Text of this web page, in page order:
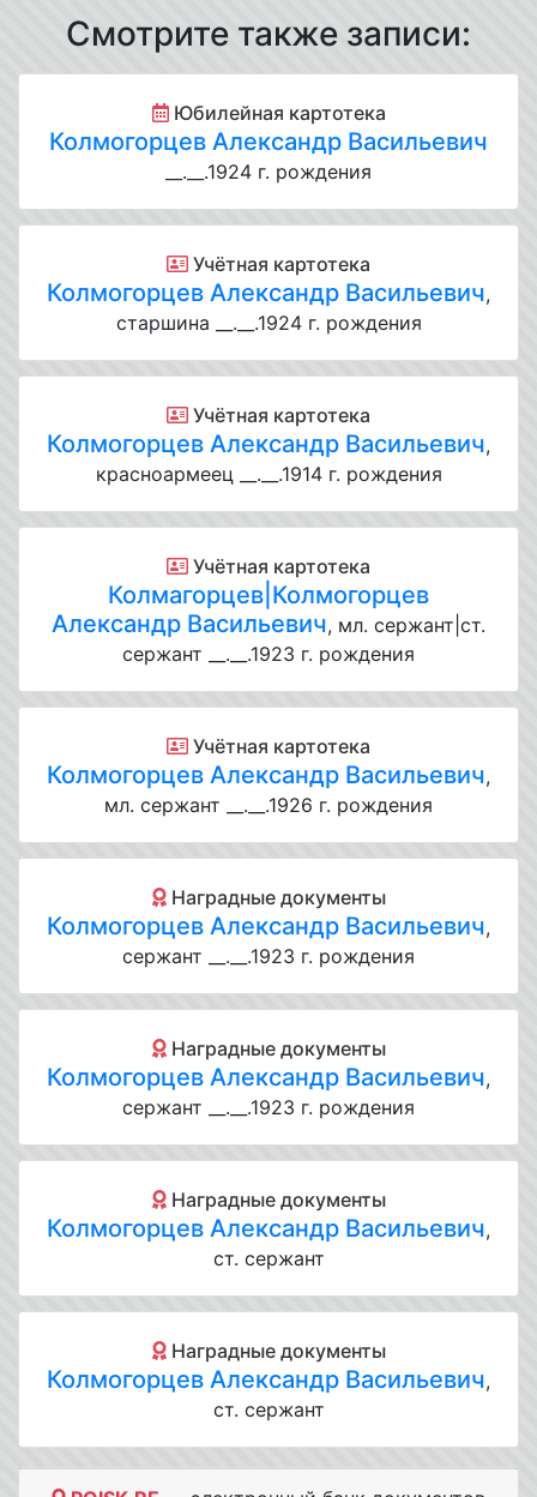
Смотрите также записи:
Юбилейная картотека
Колмогорцев Александр Васильевич
__.__.1924 г. рождения
Учётная картотека
Колмогорцев Александр Васильевич,
старшина __.__.1924 г. рождения
Учётная картотека
Колмогорцев Александр Васильевич,
красноармеец __.__.1914 г. рождения
Учётная картотека
Колмагорцев|Колмогорцев
Александр Васильевич, мл. сержант|ст.
сержант __.__.1923 г. рождения
Учётная картотека
Колмогорцев Александр Васильевич,
мл. сержант __.__.1926 г. рождения
Наградные документы
Колмогорцев Александр Васильевич,
сержант __.__.1923 г. рождения
Наградные документы
Колмогорцев Александр Васильевич,
сержант __.__.1923 г. рождения
Наградные документы
Колмогорцев Александр Васильевич,
ст. сержант
Наградные документы
Колмогорцев Александр Васильевич,
ст. сержант